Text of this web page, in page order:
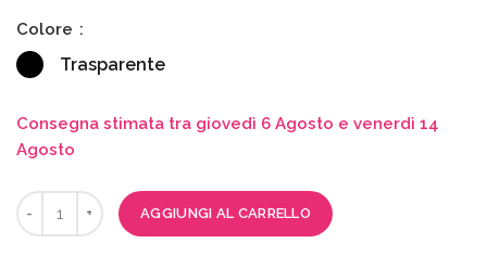
Colore
Trasparente
Consegna stimata tra giovedì 6 Agosto e venerdì 14
Agosto
AGGIUNGI AL CARRELLO